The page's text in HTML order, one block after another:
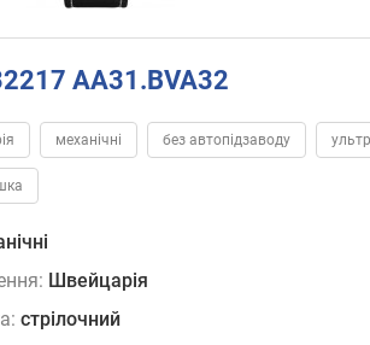
AA31.BVA32
механічні без автопідзаводу
Швейцарія
стрілочний